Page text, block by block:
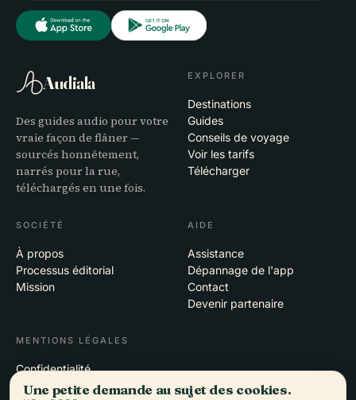
Audiala
Des guides audio pour votre
vraie façon de flâner —
sourcés honnêtement,
narrés pour la rue,
téléchargés en une fois.
EXPLORER
Destinations
Guides
Conseils de voyage
Voir les tarifs
Télécharger
SOCIÉTÉ
À propos
Processus éditorial
Mission
AIDE
Assistance
Dépannage de l'app
Contact
Devenir partenaire
MENTIONS LÉGALES
Confidentialité
Conditions
Une petite demande au sujet des cookies.